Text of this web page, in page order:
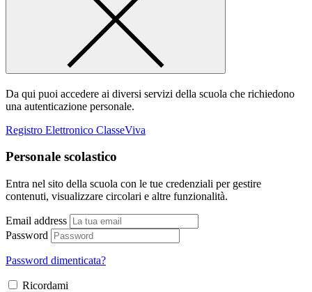
Da qui puoi accedere ai diversi servizi della scuola che richiedono
una autenticazione personale.
Registro Elettronico ClasseViva
Personale scolastico
Entra nel sito della scuola con le tue credenziali per gestire
contenuti, visualizzare circolari e altre funzionalità.
Email address
Password
Password dimenticata?
Ricordami